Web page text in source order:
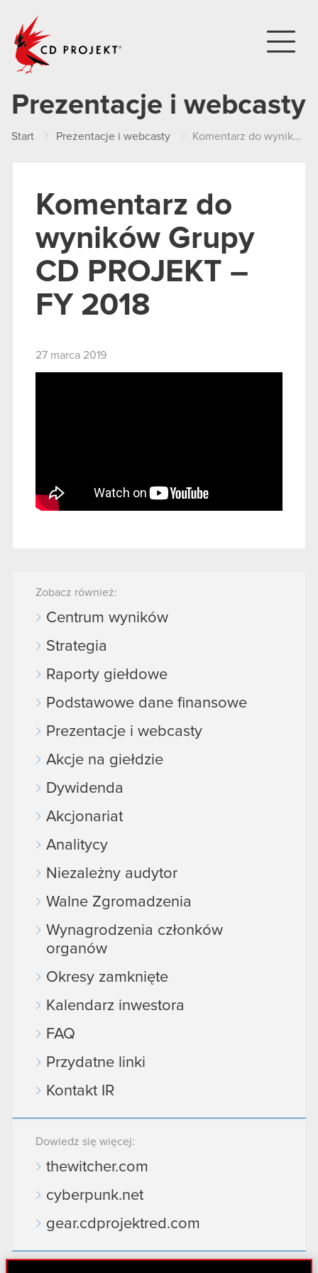
Prezentacje i webcasty
Start Prezentacje i webcasty Komentarz do wyników Grupy CD PROJEKT – FY 2018
Komentarz do
wyników Grupy
CD PROJEKT –
FY 2018
27 marca 2019
Zobacz również:
Centrum wyników
Strategia
Raporty giełdowe
Podstawowe dane finansowe
Prezentacje i webcasty
Akcje na giełdzie
Dywidenda
Akcjonariat
Analitycy
Niezależny audytor
Walne Zgromadzenia
Wynagrodzenia członków
organów
Okresy zamknięte
Kalendarz inwestora
FAQ
Przydatne linki
Kontakt IR
Dowiedz się więcej:
thewitcher.com
cyberpunk.net
gear.cdprojektred.com